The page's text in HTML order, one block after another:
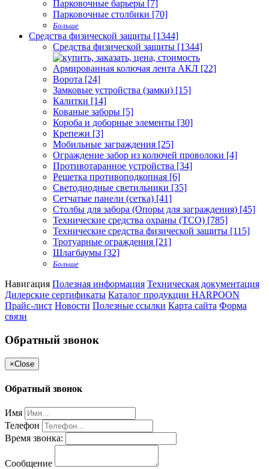
Парковочные барьеры [7]
Парковочные столбики [70]
Больше
Средства физической защиты [1344]
Средства физической защиты [1344]
Армированная колючая лента АКЛ [22]
Ворота [24]
Замковые устройства (замки) [15]
Калитки [14]
Кованые заборы [5]
Короба и доборные элементы [30]
Крепежи [3]
Мобильные заграждения [25]
Ограждение забор из колючей проволоки [4]
Противотаранное устройства [34]
Решетка противоподкопная [6]
Светодиодные светильники [35]
Сетчатые панели (сетка) [41]
Столбы для забора (Опоры для заграждения) [45]
Технические средства охраны (ТСО) [785]
Технические средства физической защиты [115]
Тротуарные ограждения [21]
Шлагбаумы [32]
Больше
Навигация Полезная информация Техническая документация
Дилерские сертификаты Каталог продукции HARPOON
Прайс-лист Новости Полезные ссылки Карта сайта Форма
связи
Обратный звонок
×Close
Обратный звонок
Имя
Телефон
Время звонка:
Сообщение